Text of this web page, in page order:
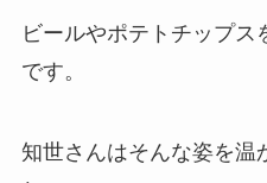
ビールやポテトチップス
です。
知世さんはそんな姿を温